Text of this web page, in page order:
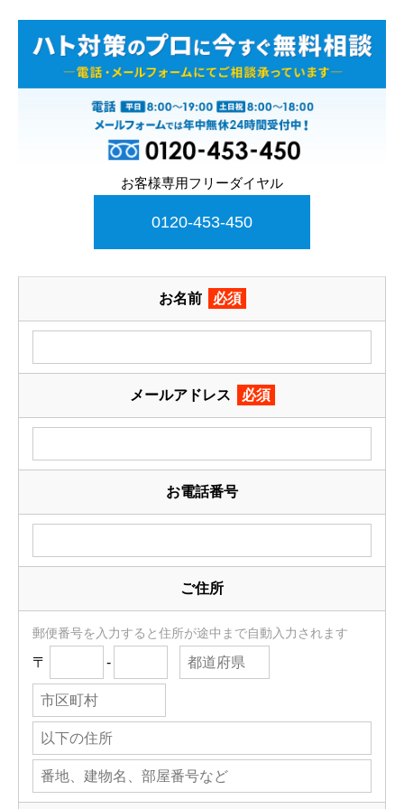
お客様専用フリーダイヤル
0120-453-450
お名前 必須
メールアドレス 必須
お電話番号
ご住所
郵便番号を入力すると住所が途中まで自動入力されます
〒 -